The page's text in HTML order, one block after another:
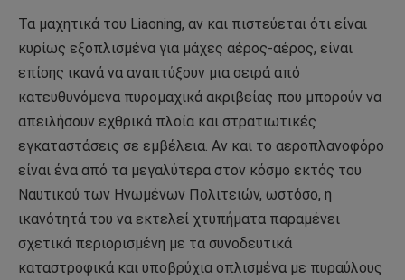
Τα μαχητικά του Liaoning, αν και πιστεύεται ότι είναι
κυρίως εξοπλισμένα για μάχες αέρος-αέρος, είναι
επίσης ικανά να αναπτύξουν μια σειρά από
κατευθυνόμενα πυρομαχικά ακριβείας που μπορούν να
απειλήσουν εχθρικά πλοία και στρατιωτικές
εγκαταστάσεις σε εμβέλεια. Αν και το αεροπλανοφόρο
είναι ένα από τα μεγαλύτερα στον κόσμο εκτός του
Ναυτικού των Ηνωμένων Πολιτειών, ωστόσο, η
ικανότητά του να εκτελεί χτυπήματα παραμένει
σχετικά περιορισμένη με τα συνοδευτικά
καταστροφικά και υποβρύχια οπλισμένα με πυραύλους